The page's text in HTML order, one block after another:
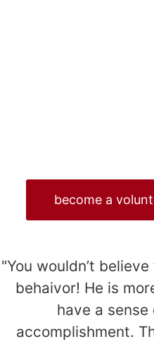
become a
"You wouldn’t
behaivor! He is
have a
accomplishment.